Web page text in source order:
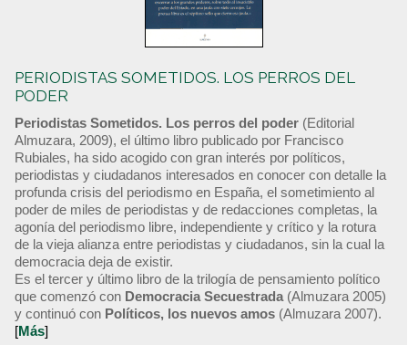
PERIODISTAS SOMETIDOS. LOS PERROS DEL
PODER
Periodistas Sometidos. Los perros del poder (Editorial
Almuzara, 2009), el último libro publicado por Francisco
Rubiales, ha sido acogido con gran interés por políticos,
periodistas y ciudadanos interesados en conocer con detalle la
profunda crisis del periodismo en España, el sometimiento al
poder de miles de periodistas y de redacciones completas, la
agonía del periodismo libre, independiente y crítico y la rotura
de la vieja alianza entre periodistas y ciudadanos, sin la cual la
democracia deja de existir.
Es el tercer y último libro de la trilogía de pensamiento político
que comenzó con Democracia Secuestrada (Almuzara 2005)
y continuó con Políticos, los nuevos amos (Almuzara 2007).
[Más]